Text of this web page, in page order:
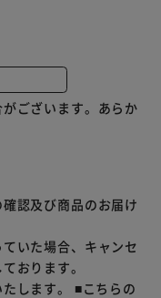
様なメニューと相性
的なシリーズです。
メニューに使いやす
ございます。あらか
認及び商品のお届け
いた場合、キャンセ
おります。
します。 ■こちらの